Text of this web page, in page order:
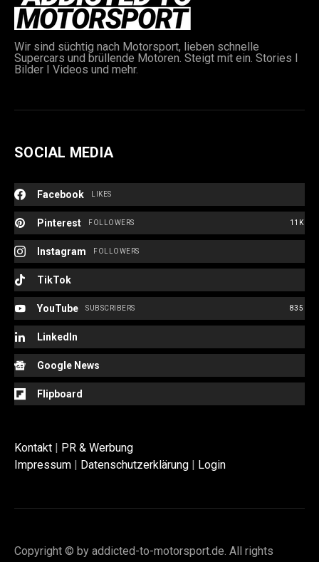
Wir sind süchtig nach Motorsport, lieben schnelle
Supercars und brüllende Motoren. Steigt mit ein. Stories I
Bilder I Videos und mehr.
SOCIAL MEDIA
Facebook LIKES
Pinterest 11K
FOLLOWERS
Instagram FOLLOWERS
TikTok
YouTube 835
SUBSCRIBERS
LinkedIn
Google News
Flipboard
Kontakt
PR & Werbung
Impressum
Datenschutzerklärung Login
Copyright © by addicted-to-motorsport.de. All rights